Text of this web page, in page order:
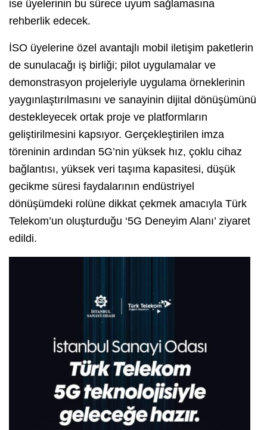
ise üyelerinin bu sürece uyum sağlamasına
rehberlik edecek.
İSO üyelerine özel avantajlı mobil iletişim paketlerin
de sunulacağı iş birliği; pilot uygulamalar ve
demonstrasyon projeleriyle uygulama örneklerinin
yaygınlaştırılmasını ve sanayinin dijital dönüşümünü
destekleyecek ortak proje ve platformların
geliştirilmesini kapsıyor. Gerçekleştirilen imza
töreninin ardından 5G’nin yüksek hız, çoklu cihaz
bağlantısı, yüksek veri taşıma kapasitesi, düşük
gecikme süresi faydalarının endüstriyel
dönüşümdeki rolüne dikkat çekmek amacıyla Türk
Telekom’un oluşturduğu ‘5G Deneyim Alanı’ ziyaret
edildi.